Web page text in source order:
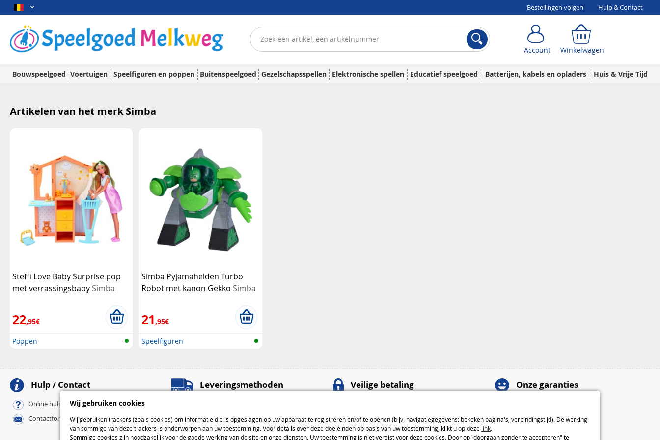
Wij gebruiken cookies
Wij gebruiken trackers (zoals cookies) om informatie die is opgeslagen op uw apparaat te registreren en/of te openen (bijv. navigatiegegevens: bekeken pagina's, verbindingstijd). De werking
van sommige van deze trackers is onderworpen aan uw toestemming. Voor details over deze doeleinden op basis van uw toestemming, klikt u op deze link.
Sommige cookies zijn noodzakelijk voor de goede werking van de site en onze diensten. Uw toestemming is niet vereist voor deze cookies. Door op "doorgaan zonder te accepteren" te
Bestellingen volgen Hulp & Contact
Account Winkelwagen
Bouwspeelgoed Voertuigen Speelfiguren en poppen Buitenspeelgoed Gezelschapsspellen Elektronische spellen Educatief speelgoed Batterijen, kabels en opladers Huis & Vrije Tijd
Artikelen van het merk Simba
Steffi Love Baby Surprise pop
met verrassingsbaby Simba
22,95€
Poppen
Simba Pyjamahelden Turbo
Robot met kanon Gekko Simba
21,95€
Speelfiguren
Hulp / Contact
Online hulp / FAQ
Contactformulier
Leveringsmethoden
Bij u thuis
Standaard
: 7,99 € van 3 tot 4 dagen
Veilige betaling
Betaalmethoden
Onze garanties
Algemene verkoopvoorwaarden
Account Winkelwagen